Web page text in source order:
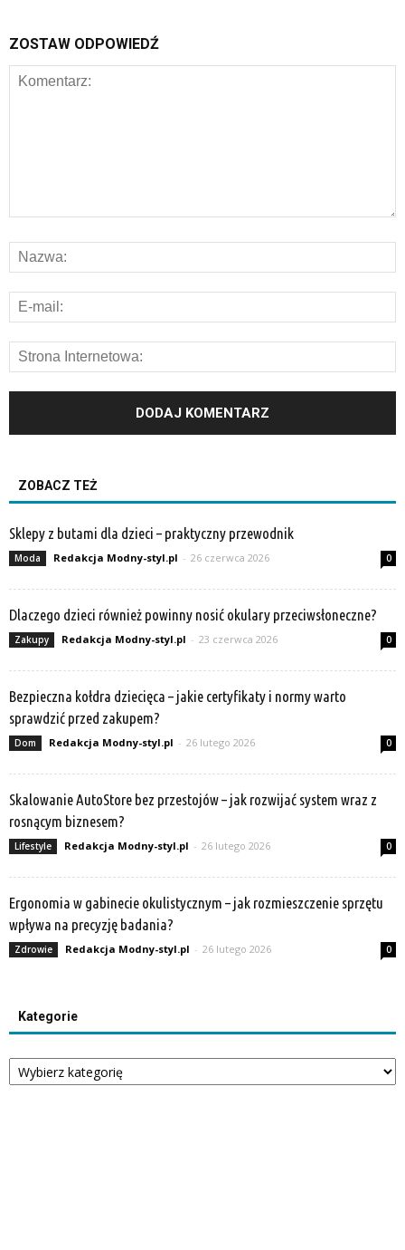
ZOSTAW ODPOWIEDŹ
ZOBACZ TEŻ
Sklepy z butami dla dzieci – praktyczny przewodnik
Moda Redakcja Modny-styl.pl - 26 czerwca 2026 0
Dlaczego dzieci również powinny nosić okulary przeciwsłoneczne?
Zakupy Redakcja Modny-styl.pl - 23 czerwca 2026 0
Bezpieczna kołdra dziecięca – jakie certyfikaty i normy warto
sprawdzić przed zakupem?
Dom Redakcja Modny-styl.pl - 26 lutego 2026 0
Skalowanie AutoStore bez przestojów – jak rozwijać system wraz z
rosnącym biznesem?
Lifestyle Redakcja Modny-styl.pl - 26 lutego 2026 0
Ergonomia w gabinecie okulistycznym – jak rozmieszczenie sprzętu
wpływa na precyzję badania?
Zdrowie Redakcja Modny-styl.pl - 26 lutego 2026 0
Kategorie
Kategorie